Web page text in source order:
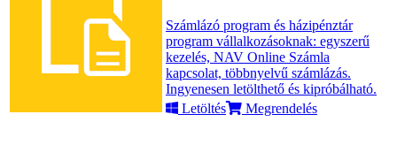
Számlázó program és házipénztár
program vállalkozásoknak: egyszerű
kezelés, NAV Online Számla
kapcsolat, többnyelvű számlázás.
Ingyenesen letölthető és kipróbálható.
Letöltés
Megrendelés